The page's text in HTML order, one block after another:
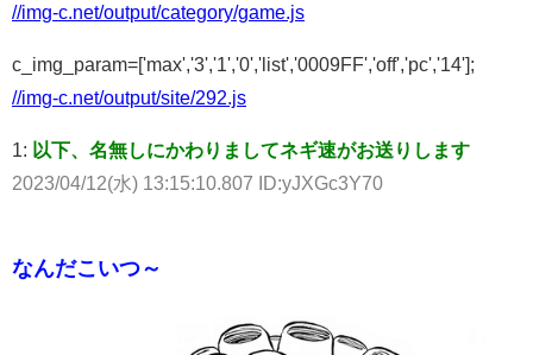
//img-c.net/output/category/game.js
c_img_param=['max','3','1','0','list','0009FF','off','pc','14'];
//img-c.net/output/site/292.js
1: 以下、名無しにかわりましてネギ速がお送りします
2023/04/12(水) 13:15:10.807 ID:yJXGc3Y70
なんだこいつ～